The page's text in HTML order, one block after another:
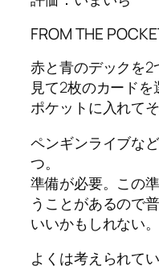
FROM THE
赤と青のデックを2
見て2枚のカード
ポケットに入れて
ペンギンライブな
つ。
準備が必要。この
うことがあるので
いいかもしれない。
よくは考えられて